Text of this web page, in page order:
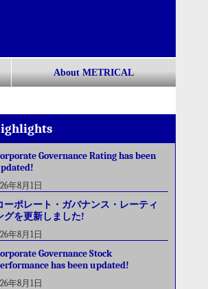
About METRICAL
Governance Rating has been
年8月1日
ーポレート・ガバナンス・レーティ
グを更新しました!
年8月1日
Governance Stock
has been updated!
年8月1日